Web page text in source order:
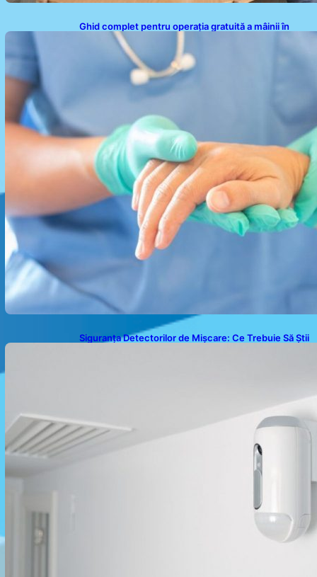
Ghid complet pentru operația gratuită a mâinii în
sistemul public de sănătate: pași, avantaje și
recuperare
Siguranța Detectorilor de Mișcare: Ce Trebuie Să Știi